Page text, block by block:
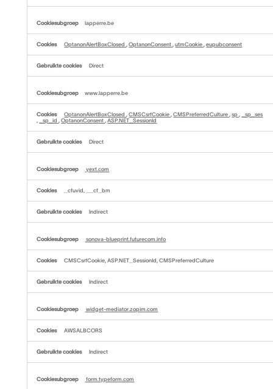
lapperre.be
OptanonAlertBoxClosed,OptanonConsent,utmCookie,eupubconsent
Direct
www.lapperre.be
OptanonAlertBoxClosed,CMSCsrfCookie,CMSPreferredCulture,sp,
_sp_ses
,
_sp_id,OptanonConsent,ASP.NET_SessionId
Direct
yext.com
_cfuvid, __cf_bm
Indirect
sonova-blueprint.futurecom.info
CMSCsrfCookie, ASP.NET_SessionId, CMSPreferredCulture
Indirect
widget-mediator.zopim.com
AWSALBCORS
Indirect
form.typeform.com